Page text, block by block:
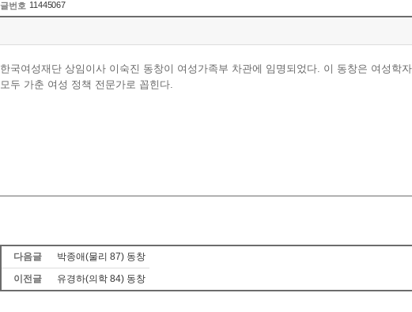
글번호 11445067
한국여성재단 상임이사 이숙진 동창이 여성가족부 차관에 임명되었다. 이 동창은 여성
모두 가춘 여성 정책 전문가로 꼽힌다.
다음글
박종애(물리 87) 동창
이전글
유경하(의학 84) 동창